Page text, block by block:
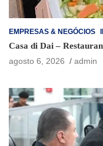
EMPRESAS & NEGÓCIOS
Casa di Dai –
agosto 6, 2026
admin